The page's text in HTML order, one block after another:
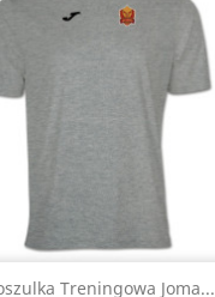
Treningowa Joma...
Szybki podgląd